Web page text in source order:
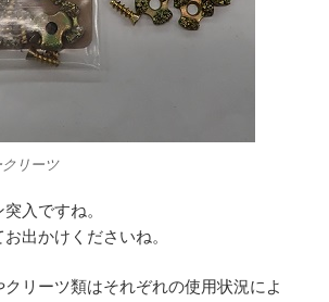
リーツ
入ですね。
出かけくださいね。
リーツ類はそれぞれの使用状況によ